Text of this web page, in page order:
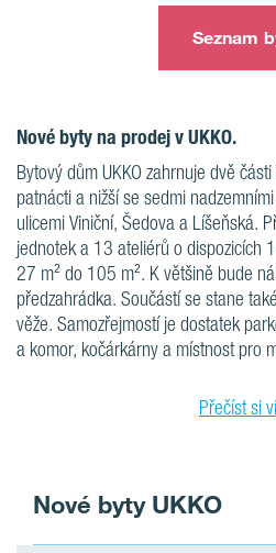
Seznam
Nové byty na prodej v UKKO.
Bytový dům UKKO zahrnuje dvě
patnácti a nižší se sedmi
ulicemi Viniční, Šedova a Líšeňská.
jednotek a 13 ateliérů o dispozicích
27 m² do 105 m². K většině bude
předzahrádka. Součástí se stane
věže. Samozřejmostí je dostatek
a komor, kočárkárny a místnost pro
Přečíst si
Nové byty UKKO